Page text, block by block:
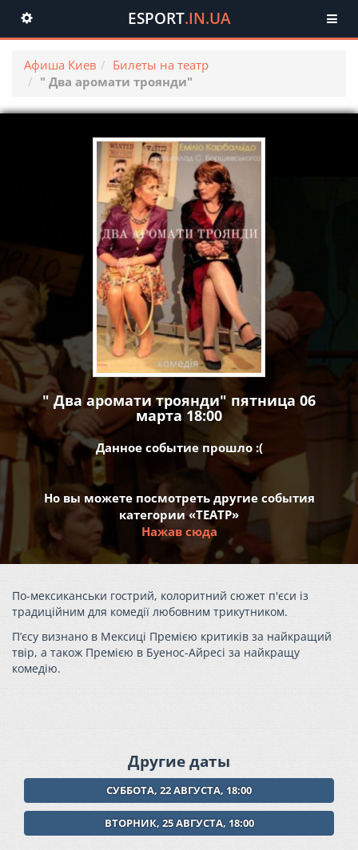
Toggle
navigation
ESPORT.IN.UA
Афиша Киев
Билеты на театр
" Два аромати троянди"
" Два аромати троянди" пятница 06
марта 18:00
Данное событие прошло :(
Но вы можете посмотреть другие события
категории «ТЕАТР»
Нажав сюда
По-мексиканськи гострий, колоритний сюжет п'єси із
традиційним для комедії любовним трикутником.
П’єсу визнано в Мексиці Премією критиків за найкращий
твір, а також Премією в Буенос-Айресі за найкращу
комедію.
Другие даты
СУББОТА, 22 АВГУСТА, 18:00
ВТОРНИК, 25 АВГУСТА, 18:00